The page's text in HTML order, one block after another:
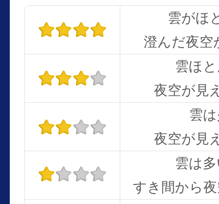
雲がほ
澄んだ夜空
雲ほ
夜空が見
雲
夜空が見
雲は
すき間から